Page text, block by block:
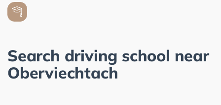
Search driving school near
Oberviechtach